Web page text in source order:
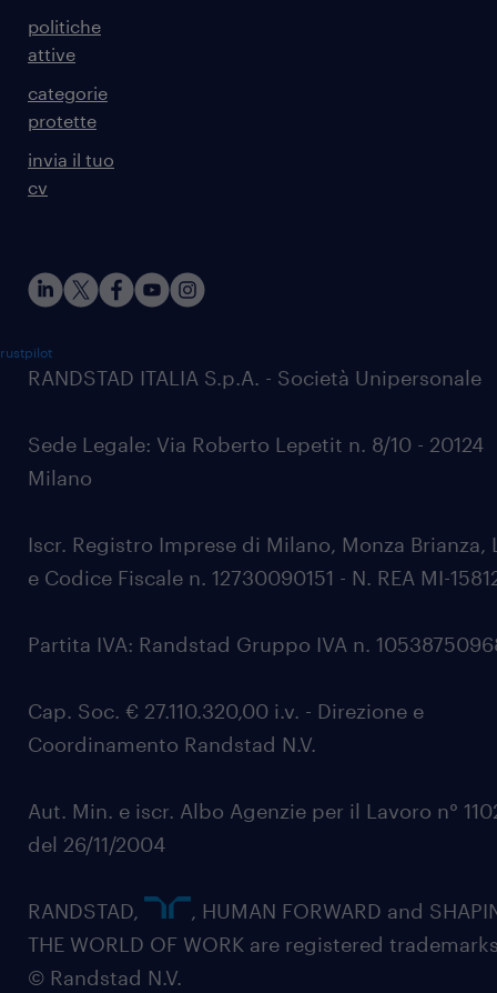
politiche
attive
categorie
protette
invia il tuo
cv
RANDSTAD ITALIA S.p.A. - Società Unipersonale
Sede Legale: Via Roberto Lepetit n. 8/10 - 20124
Milano
Iscr. Registro Imprese di Milano, Monza Brianza,
e Codice Fiscale n. 12730090151 - N. REA MI-
Partita IVA: Randstad Gruppo IVA n.
Cap. Soc. € 27.110.320,00 i.v. - Direzione e
Coordinamento Randstad N.V.
Aut. Min. e iscr. Albo Agenzie per il Lavoro n°
del 26/11/2004
RANDSTAD,
, HUMAN FORWARD and
THE WORLD OF WORK are registered
© Randstad N.V.